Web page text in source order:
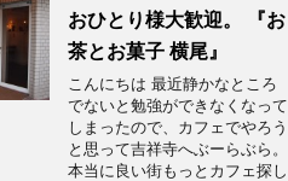
おひとり様大歓迎。 『お
茶とお菓子 横尾』
こんにちは 最近静かなところ
でないと勉強ができなくなって
しまったので、カフェでやろう
と思って吉祥寺へぶーらぶら。
本当に良い街もっとカフェ探し